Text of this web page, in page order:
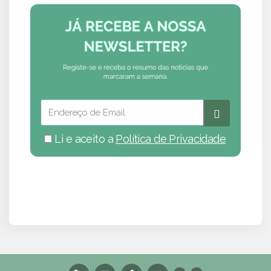
Li e aceito a Política de Privacidade